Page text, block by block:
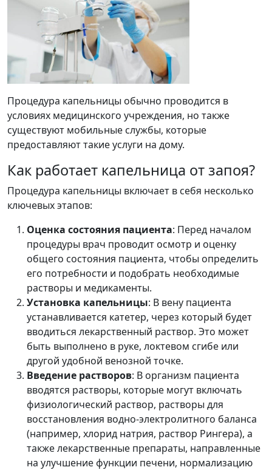
Процедура капельницы обычно проводится в
условиях медицинского учреждения, но также
существуют мобильные службы, которые
предоставляют такие услуги на дому.
Как работает капельница от запоя?
Процедура капельницы включает в себя несколько
ключевых этапов:
Оценка состояния пациента: Перед началом
процедуры врач проводит осмотр и оценку
общего состояния пациента, чтобы определить
его потребности и подобрать необходимые
растворы и медикаменты.
Установка капельницы: В вену пациента
устанавливается катетер, через который будет
вводиться лекарственный раствор. Это может
быть выполнено в руке, локтевом сгибе или
другой удобной венозной точке.
Введение растворов: В организм пациента
вводятся растворы, которые могут включать
физиологический раствор, растворы для
восстановления водно-электролитного баланса
(например, хлорид натрия, раствор Рингера), а
также лекарственные препараты, направленные
на улучшение функции печени, нормализацию